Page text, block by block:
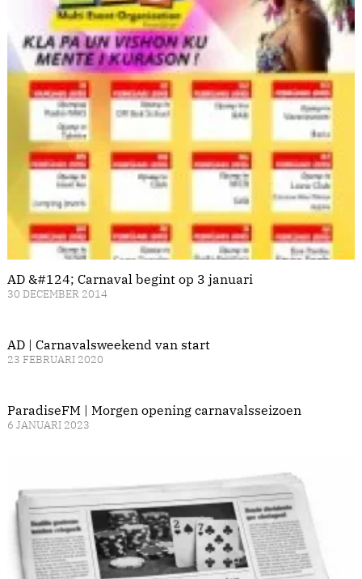
AD &#124; Carnaval begint op 3 januari
30 DECEMBER 2014
AD | Carnavalsweekend van start
23 FEBRUARI 2020
ParadiseFM | Morgen opening carnavalsseizoen
6 JANUARI 2023